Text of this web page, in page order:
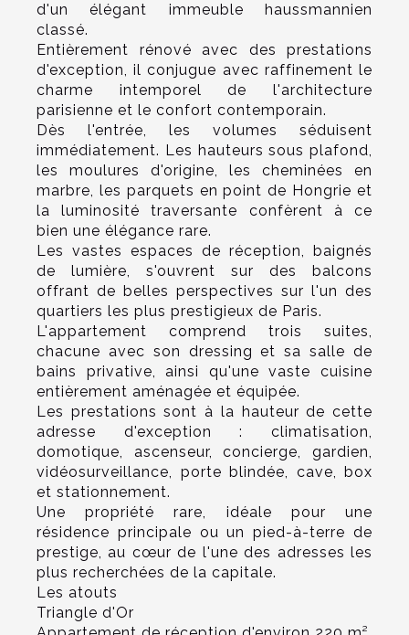
d'un élégant immeuble haussmannien
classé.
Entièrement rénové avec des prestations
d'exception, il conjugue avec raffinement le
charme intemporel de l'architecture
parisienne et le confort contemporain.
Dès l'entrée, les volumes séduisent
immédiatement. Les hauteurs sous plafond,
les moulures d'origine, les cheminées en
marbre, les parquets en point de Hongrie et
la luminosité traversante confèrent à ce
bien une élégance rare.
Les vastes espaces de réception, baignés
de lumière, s'ouvrent sur des balcons
offrant de belles perspectives sur l'un des
quartiers les plus prestigieux de Paris.
L'appartement comprend trois suites,
chacune avec son dressing et sa salle de
bains privative, ainsi qu'une vaste cuisine
entièrement aménagée et équipée.
Les prestations sont à la hauteur de cette
adresse d'exception : climatisation,
domotique, ascenseur, concierge, gardien,
vidéosurveillance, porte blindée, cave, box
et stationnement.
Une propriété rare, idéale pour une
résidence principale ou un pied-à-terre de
prestige, au cœur de l'une des adresses les
plus recherchées de la capitale.
Les atouts
Triangle d'Or